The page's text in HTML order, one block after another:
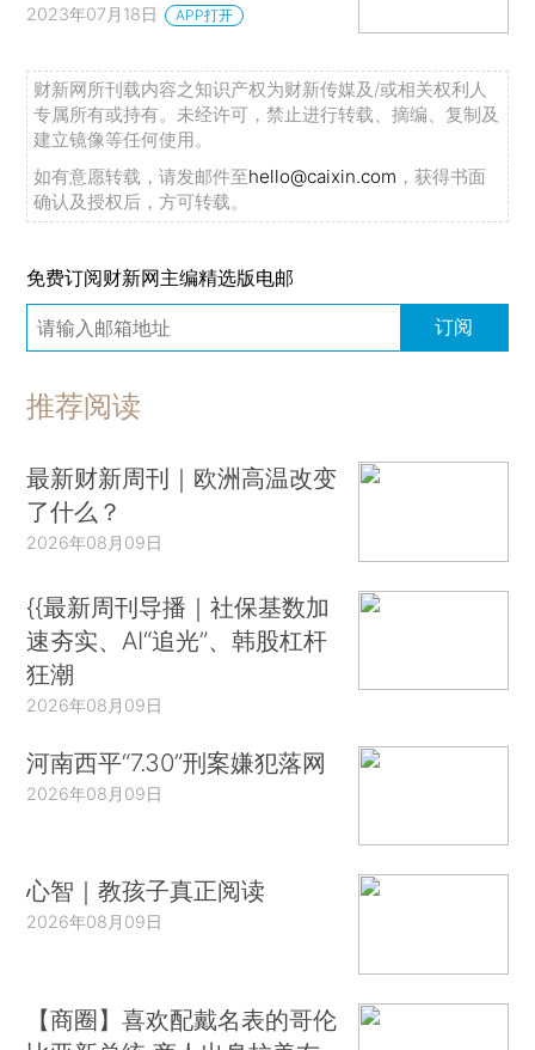
2023年07月18日 APP打开
财新网所刊载内容之知识产权为财新传媒及/或相关权利人
专属所有或持有。未经许可，禁止进行转载、摘编、复制及
建立镜像等任何使用。
如有意愿转载，请发邮件至hello@caixin.com ，获得书面
确认及授权后，方可转载。
免费订阅财新网主编精选版电邮
订阅
推荐阅读
最新财新周刊｜欧洲高温改变
了什么？
2026年08月09日
{{最新周刊导播｜社保基数加
速夯实、AI“追光”、韩股杠杆
狂潮
2026年08月09日
河南西平“7.30”刑案嫌犯落网
2026年08月09日
心智｜教孩子真正阅读
2026年08月09日
【商圈】喜欢配戴名表的哥伦